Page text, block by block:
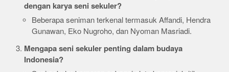
dengan karya seni sekuler?
Beberapa seniman terkenal termasuk Affandi, Hendra
Gunawan, Eko Nugroho, dan Nyoman Masriadi.
Mengapa seni sekuler penting dalam budaya
Indonesia?